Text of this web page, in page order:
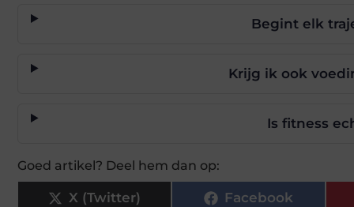
Begint elk
Krijg ik ook
Is fitness
Goed artikel? Deel hem dan op:
X (Twitter) Facebook